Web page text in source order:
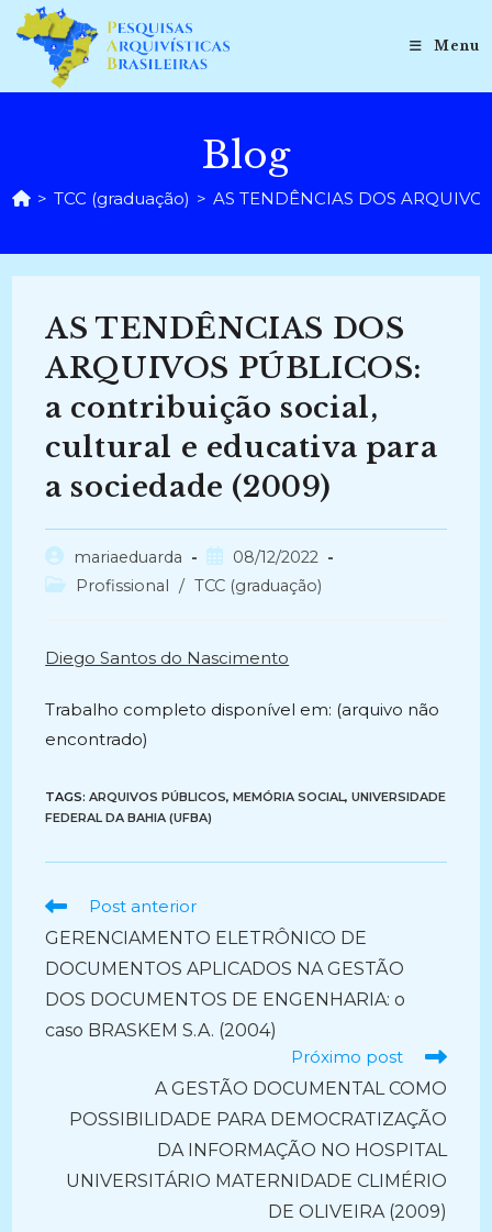
para
conteúdo
Menu
Blog
> TCC (graduação) > AS TENDÊNCIAS DOS
AS TENDÊNCIAS DOS
ARQUIVOS PÚBLICOS:
a contribuição social,
cultural e educativa para
a sociedade (2009)
Autor
do
mariaeduarda
Post
publicado:
08/12/2022
Categoria
Profissional / TCC (graduação)
Diego Santos do Nascimento
Trabalho completo disponível em: (arquivo não
encontrado)
TAGS:ARQUIVOS PÚBLICOS, MEMÓRIA SOCIAL, UNIVERSIDADE
FEDERAL DA BAHIA (UFBA)
Ler
artigos
Post anterior
GERENCIAMENTO ELETRÔNICO DE
DOCUMENTOS APLICADOS NA GESTÃO
DOS DOCUMENTOS DE ENGENHARIA: o
caso BRASKEM S.A. (2004)
Próximo post
A GESTÃO DOCUMENTAL COMO
POSSIBILIDADE PARA DEMOCRATIZAÇÃO
DA INFORMAÇÃO NO HOSPITAL
UNIVERSITÁRIO MATERNIDADE CLIMÉRIO
DE OLIVEIRA (2009)